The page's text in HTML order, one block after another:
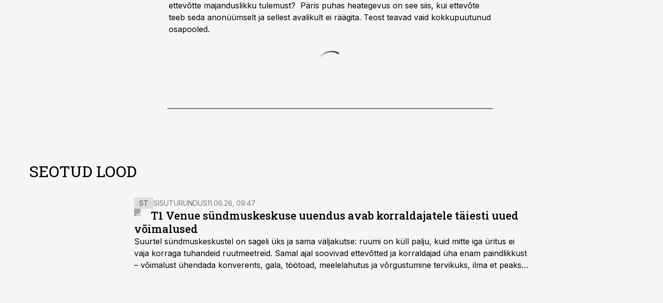
ettevõtte majanduslikku tulemust? Päris puhas heategevus on see siis, kui ettevõte
teeb seda anonüümselt ja sellest avalikult ei räägita. Teost teavad vaid kokkupuutunud
osapooled.
SEOTUD LOOD
ST SISUTURUNDUS11.06.26, 09:47
T1 Venue sündmuskeskuse uuendus avab korraldajatele täiesti uued
võimalused
Suurtel sündmuskeskustel on sageli üks ja sama väljakutse: ruumi on küll palju, kuid mitte iga üritus ei
vaja korraga tuhandeid ruutmeetreid. Samal ajal soovivad ettevõtted ja korraldajad üha enam paindlikkust
– võimalust ühendada konverents, gala, töötoad, meelelahutus ja võrgustumine tervikuks, ilma et peaks